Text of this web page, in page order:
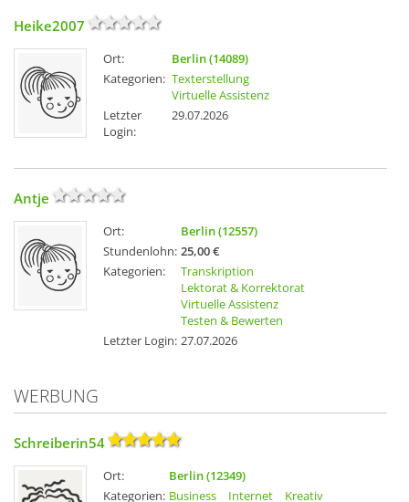
Heike2007
Ort:
Berlin (14089)
Kategorien: Texterstellung
Virtuelle Assistenz
Letzter
Login:
29.07.2026
Antje
Ort:
Berlin (12557)
Stundenlohn: 25,00 €
Kategorien:
Transkription
Lektorat & Korrektorat
Virtuelle Assistenz
Testen & Bewerten
Letzter Login: 27.07.2026
WERBUNG
Schreiberin54
Ort:
Berlin (12349)
Kategorien: Business Internet Kreativ